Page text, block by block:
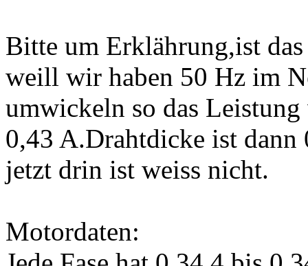
Bitte um Erklährung,ist
weill wir haben 50 Hz im
umwickeln so das
0,43 A.Drahtdicke ist
jetzt drin ist weiss nicht.
Motordaten: